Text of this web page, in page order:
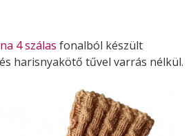
4 szálas fonalból készült
harisnyakötő tűvel varrás nélkül.